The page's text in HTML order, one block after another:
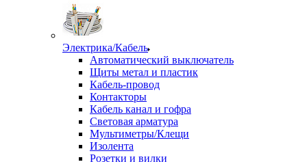
Электрика/Кабель
Автоматический выключатель
Щиты метал и пластик
Кабель-провод
Контакторы
Кабель канал и гофра
Световая арматура
Мультиметры/Клещи
Изолента
Розетки и вилки